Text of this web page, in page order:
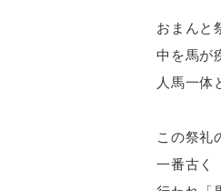
おまんと
中を馬が
人馬一体
この祭礼
一番古く